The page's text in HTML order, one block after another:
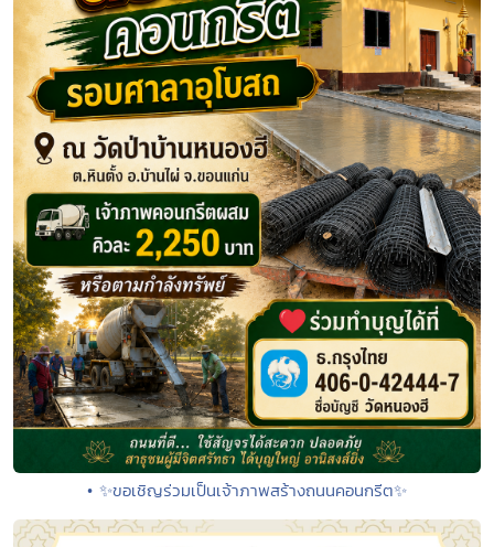
• ✨ขอเชิญร่วมเป็นเจ้าภาพสร้างถนนคอนกรีต✨